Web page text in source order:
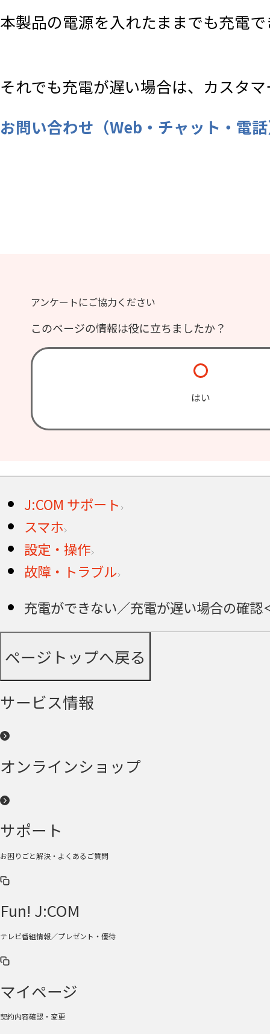
本製品の電源を入れたままでも充電
それでも充電が遅い場合は、カスタ
お問い合わせ（Web・チャット・電
アンケートにご協力ください
このページの情報は役に立ちましたか？
はい
J:COM サポート
スマホ
設定・操作
故障・トラブル
充電ができない／充電が遅い場合の確認
ページトップへ戻る
サービス情報
オンラインショップ
サポート
お困りごと解決・よくあるご質問
Fun! J:COM
テレビ番組情報／プレゼント・優待
マイページ
契約内容確認・変更